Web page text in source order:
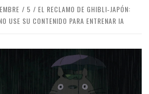
5
EL RECLAMO DE GHIBLI‑JAPÓN:
USE SU CONTENIDO PARA ENTRENAR IA